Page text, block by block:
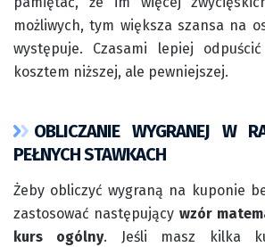
możliwych, tym większa szansa na
występuje. Czasami lepiej
kosztem niższej, ale pewniejszej.
OBLICZANIE WYGRANEJ W
PEŁNYCH STAWKACH
Żeby obliczyć wygraną na kuponie
zastosować następujący wzór
kurs ogólny. Jeśli masz kilka